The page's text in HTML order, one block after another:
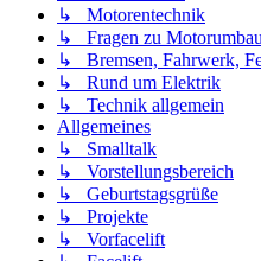
↳ Motorentechnik
↳ Fragen zu
↳ Bremsen, Fahrwerk,
↳ Rund um Elektrik
↳ Technik allgemein
Allgemeines
↳ Smalltalk
↳ Vorstellungsbereich
↳ Geburtstagsgrüße
↳ Projekte
↳ Vorfacelift